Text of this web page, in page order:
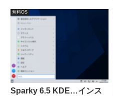
無料OS
Sparky 6.5 KDE…インス